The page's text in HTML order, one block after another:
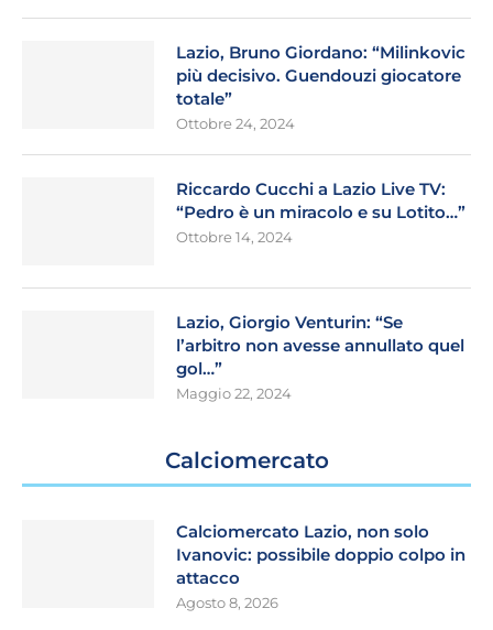
Lazio, Bruno Giordano: “Milinkovic
più decisivo. Guendouzi giocatore
totale”
Ottobre 24, 2024
Riccardo Cucchi a Lazio Live TV:
“Pedro è un miracolo e su Lotito…”
Ottobre 14, 2024
Lazio, Giorgio Venturin: “Se
l’arbitro non avesse annullato quel
gol…”
Maggio 22, 2024
Calciomercato
Calciomercato Lazio, non solo
Ivanovic: possibile doppio colpo in
attacco
Agosto 8, 2026